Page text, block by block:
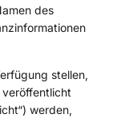
des
stellen,
werden,